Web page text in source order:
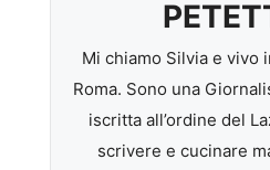
Mi chiamo Silvia e vivo
Roma. Sono una
iscritta all’ordine del
scrivere e cucinare